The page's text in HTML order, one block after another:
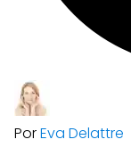
PorEva Delattre